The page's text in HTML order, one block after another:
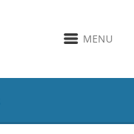
MENU